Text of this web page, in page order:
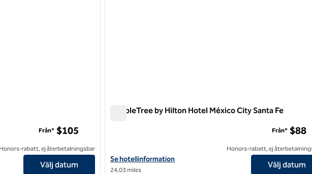
Toluca
Från* $105
Honors-rabatt, ej återbetalningsbar
Välj datum
DoubleTree by Hilton Hotel México City Santa Fe
Visa hotelluppgifter för DoubleTree by Hilton Hotel México City
Se hotellinformation
24,03 miles
Från* $88
Honors-rabatt, ej
Välj datum